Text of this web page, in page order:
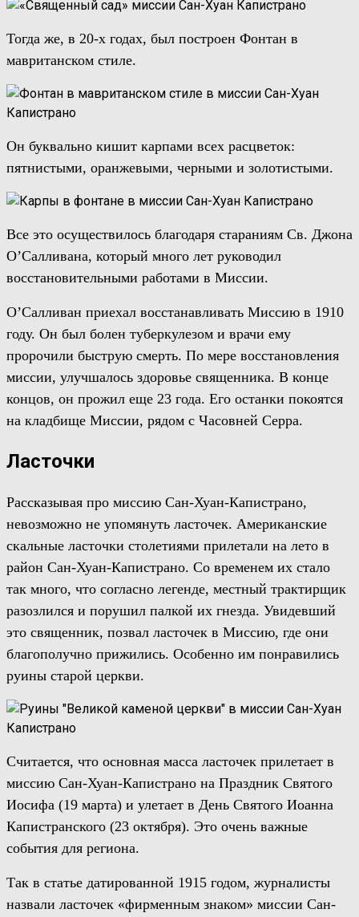
Тогда же, в 20-х годах, был построен Фонтан в
мавританском стиле.
Он буквально кишит карпами всех расцветок:
пятнистыми, оранжевыми, черными и золотистыми.
Все это осуществилось благодаря стараниям Св. Джона
О’Cалливана, который много лет руководил
восстановительными работами в Миссии.
О’Cалливан приехал восстанавливать Миссию в 1910
году. Он был болен туберкулезом и врачи ему
пророчили быструю смерть. По мере восстановления
миссии, улучшалось здоровье священника. В конце
концов, он прожил еще 23 года. Его останки покоятся
на кладбище Миссии, рядом с Часовней Серра.
Ласточки
Рассказывая про миссию Сан-Хуан-Капистрано,
невозможно не упомянуть ласточек. Американские
скальные ласточки столетиями прилетали на лето в
район Сан-Хуан-Капистрано. Со временем их стало
так много, что согласно легенде, местный трактирщик
разозлился и порушил палкой их гнезда. Увидевший
это священник, позвал ласточек в Миссию, где они
благополучно прижились. Особенно им понравились
руины старой церкви.
Считается, что основная масса ласточек прилетает в
миссию Сан-Хуан-Капистрано на Праздник Святого
Иосифа (19 марта) и улетает в День Святого Иоанна
Капистранского (23 октября). Это очень важные
события для региона.
Так в статье датированной 1915 годом, журналисты
назвали ласточек «фирменным знаком» миссии Сан-